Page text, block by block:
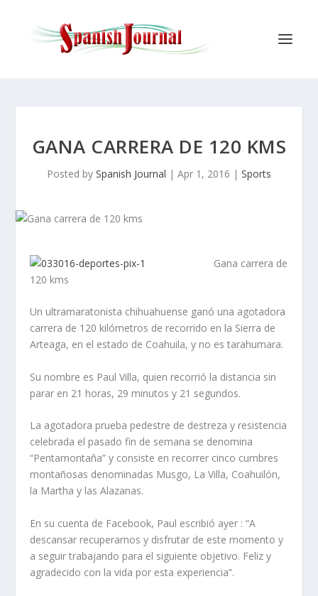
GANA CARRERA DE 120 KMS
Posted by Spanish Journal | Apr 1, 2016 | Sports
Gana carrera de
120 kms
Un ultramaratonista chihuahuense ganó una agotadora
carrera de 120 kilómetros de recorrido en la Sierra de
Arteaga, en el estado de Coahuila, y no es tarahumara.
Su nombre es Paul Villa, quien recorrió la distancia sin
parar en 21 horas, 29 minutos y 21 segundos.
La agotadora prueba pedestre de destreza y resistencia
celebrada el pasado fin de semana se denomina
“Pentamontaña” y consiste en recorrer cinco cumbres
montañosas denominadas Musgo, La Villa, Coahuilón,
la Martha y las Alazanas.
En su cuenta de Facebook, Paul escribió ayer : “A
descansar recuperarnos y disfrutar de este momento y
a seguir trabajando para el siguiente objetivo. Feliz y
agradecido con la vida por esta experiencia”.